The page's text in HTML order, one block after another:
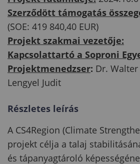
Szerződött támogatás
(SOE: 419 840,40 EUR)
Projekt szakmai vezetője:
Kapcsolattartó a Soproni
Projektmenedzser: Dr.
Lengyel Judit
Részletes leírás
A CS4Region (Climate
projekt célja a talaj
és tápanyagtároló